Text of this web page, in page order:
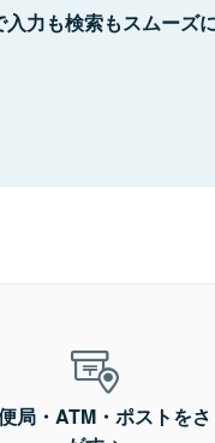
力も検索もスムーズに
局・ATM・ポストをさ